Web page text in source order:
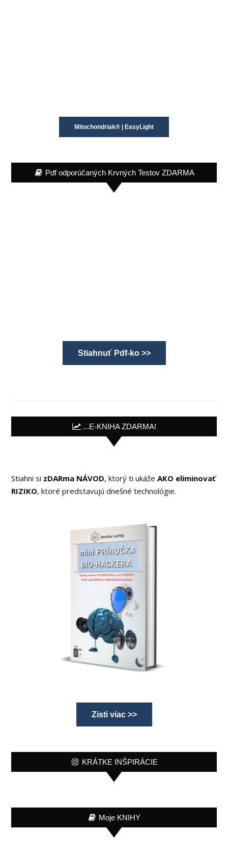
Mitochondriak® | EasyLight
Pdf odporúčaných Krvných Testov ZDARMA
Stiahnuť Pdf-ko >>
...E-KNIHA ZDARMA!
Stiahni si zDARma NÁVOD, ktorý ti ukážeAKO eliminovať
RIZIKO, ktoré predstavujú dnešné technológie.
Zisti viac >>
KRÁTKE INŠPIRÁCIE
Moje KNIHY